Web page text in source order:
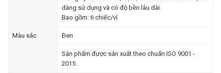
dàng sử dụng và có độ bền lâu dài.
Bao gồm: 6 chiếc/vỉ.
Màu sắc Đen
Sản phẩm được sản xuất theo chuẩn ISO 9001 -
2015 .